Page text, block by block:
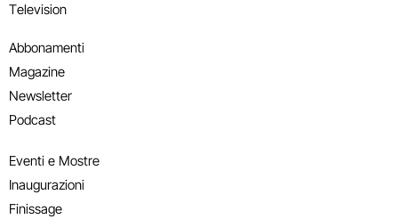
Television
Abbonamenti
Magazine
Newsletter
Podcast
Eventi e Mostre
Inaugurazioni
Finissage